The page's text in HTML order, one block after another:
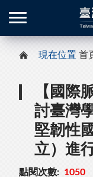
現在位置 首
【國際
討臺灣
堅韌性
立）進
點閱次數: 1050